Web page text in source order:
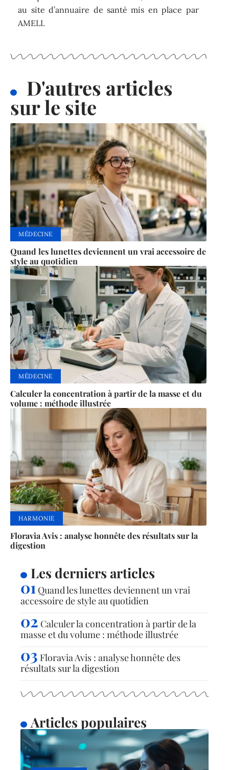
au site d’annuaire de santé mis en place par
AMELI.
D'autres articles
sur le site
MÉDECINE
Quand les lunettes deviennent un vrai accessoire de
style au quotidien
MÉDECINE
Calculer la concentration à partir de la masse et du
volume : méthode illustrée
HARMONIE
Floravia Avis : analyse honnête des résultats sur la
digestion
Les derniers articles
Quand les lunettes deviennent un vrai
accessoire de style au quotidien
Calculer la concentration à partir de la
masse et du volume : méthode illustrée
Floravia Avis : analyse honnête des
résultats sur la digestion
Articles populaires